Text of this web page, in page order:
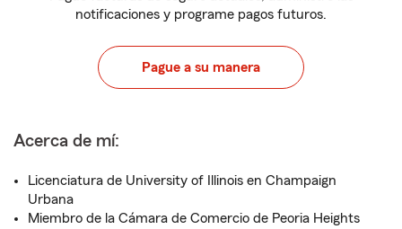
notificaciones y programe pagos futuros.
Pague a su manera
Acerca de mí:
Licenciatura de University of Illinois en Champaign
Urbana
Miembro de la Cámara de Comercio de Peoria Heights